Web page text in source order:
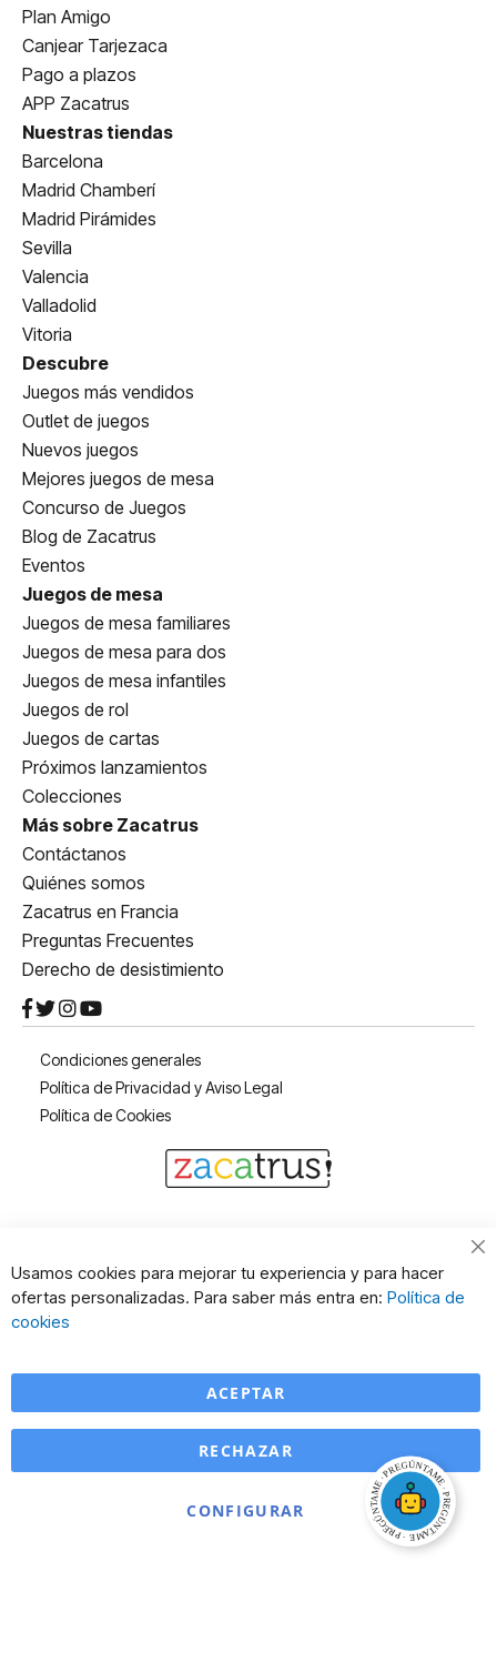
Plan Amigo
Canjear Tarjezaca
Pago a plazos
APP Zacatrus
Nuestras tiendas
Barcelona
Madrid Chamberí
Madrid Pirámides
Sevilla
Valencia
Valladolid
Vitoria
Descubre
Juegos más vendidos
Outlet de juegos
Nuevos juegos
Mejores juegos de mesa
Concurso de Juegos
Blog de Zacatrus
Eventos
Juegos de mesa
Juegos de mesa familiares
Juegos de mesa para dos
Juegos de mesa infantiles
Juegos de rol
Juegos de cartas
Próximos lanzamientos
Colecciones
Más sobre Zacatrus
Contáctanos
Quiénes somos
Zacatrus en Francia
Preguntas Frecuentes
Derecho de desistimiento
Condiciones generales
Política de Privacidad y Aviso Legal
Política de Cookies
Usamos cookies para mejorar tu experiencia y para hacer
ofertas personalizadas. Para saber más entra en: Política de
cookies
ACEPTAR
CONFIGURAR
RECHAZAR